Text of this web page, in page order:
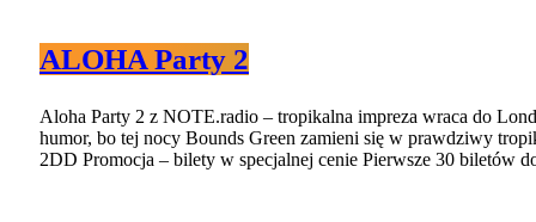
ALOHA Party 2
Aloha Party 2 z NOTE.radio – tropikalna impreza wraca do
humor, bo tej nocy Bounds Green zamieni się w prawdziwy
2DD Promocja – bilety w specjalnej cenie Pierwsze 30 biletów